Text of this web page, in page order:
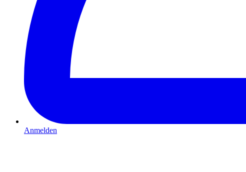
Anmelden